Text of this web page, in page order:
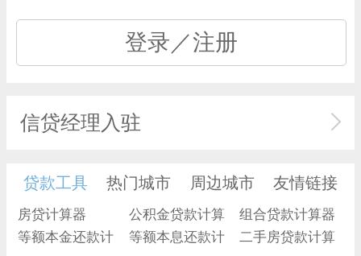
登录／注册
信贷经理入驻
贷款工具 热门城市 周边城市 友情链接
房贷计算器
公积金贷款计算
器
组合贷款计算器
等额本金还款计
等额本息还款计
二手房贷款计算